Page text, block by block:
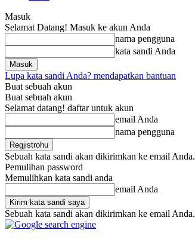
Masuk
Selamat Datang! Masuk ke akun Anda
nama pengguna
kata sandi Anda
Lupa kata sandi Anda? mendapatkan bantuan
Buat sebuah akun
Buat sebuah akun
Selamat datang! daftar untuk akun
email Anda
nama pengguna
Sebuah kata sandi akan dikirimkan ke email Anda.
Pemulihan password
Memulihkan kata sandi anda
email Anda
Sebuah kata sandi akan dikirimkan ke email Anda.